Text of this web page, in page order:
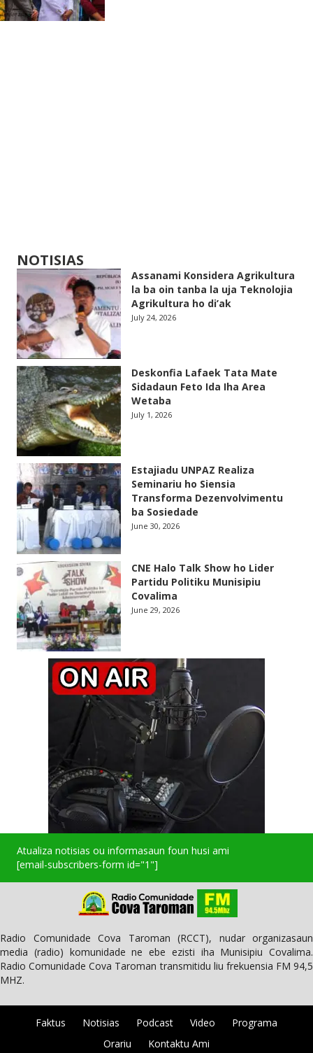
NOTISIAS
Assanami Konsidera Agrikultura
la ba oin tanba la uja Teknolojia
Agrikultura ho di’ak
July 24, 2026
Deskonfia Lafaek Tata Mate
Sidadaun Feto Ida Iha Area
Wetaba
July 1, 2026
Estajiadu UNPAZ Realiza
Seminariu ho Siensia
Transforma Dezenvolvimentu
ba Sosiedade
June 30, 2026
CNE Halo Talk Show ho Lider
Partidu Politiku Munisipiu
Covalima
June 29, 2026
Atualiza notisias ou informasaun foun husi ami
[email-subscribers-form id="1"]
Radio Comunidade Cova Taroman (RCCT), nudar organizasaun
media (radio) komunidade ne ebe ezisti iha Munisipiu Covalima.
Radio Comunidade Cova Taroman transmitidu liu frekuensia FM 94,5
MHZ.
Faktus Notisias Podcast Video
Programa
Orariu
Kontaktu Ami